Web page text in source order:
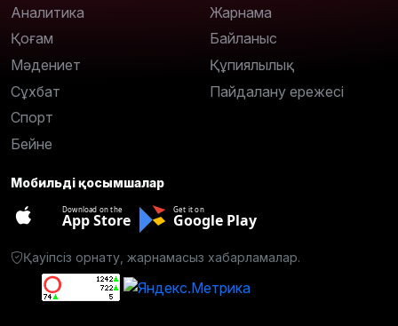
Аналитика
Қоғам
Мәдениет
Сұхбат
Спорт
Бейне
Жарнама
Байланыс
Құпиялылық
Пайдалану ережесі
Мобильді қосымшалар
Download on the
App Store
Get it on
Google Play
Қауіпсіз орнату, жарнамасыз хабарламалар.